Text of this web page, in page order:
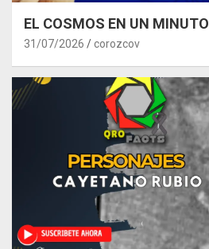
EL COSMOS EN UN MINUTO
31/07/2026 corozcov